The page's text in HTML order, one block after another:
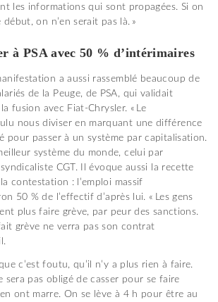
les informations qui sont propagées. Si on
on n’en serait pas là. »
à PSA avec 50 % d’intérimaires
a aussi rassemblé beaucoup de
de la Peuge, de PSA, qui validait
fusion avec Fiat-Chrysler. « Le
nous diviser en marquant une différence
pour passer à un système par capitalisation.
système du monde, celui par
CGT. Il évoque aussi la recette
contestation : l’emploi massif
50 % de l’effectif d’après lui. « Les gens
plus faire grève, par peur des sanctions.
grève ne verra pas son contrat
c’est foutu, qu’il n’y a plus rien à faire.
sera pas obligé de casser pour se faire
ont marre. On se lève à 4 h pour être au